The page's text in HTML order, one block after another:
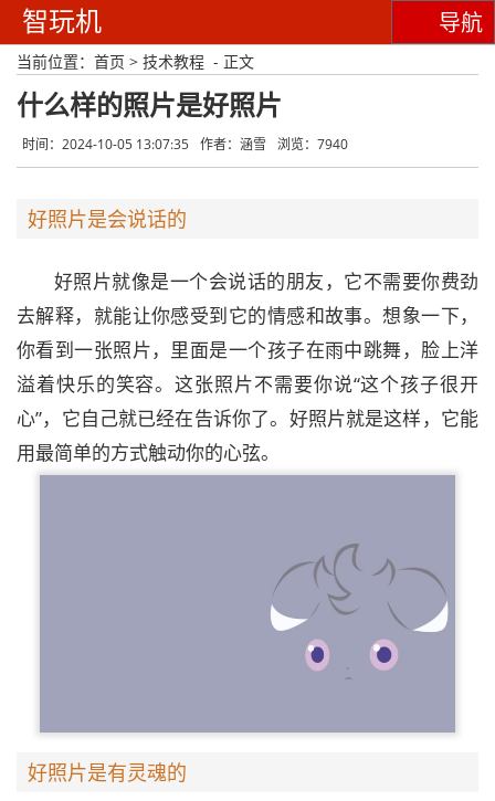
智玩机 导航
当前位置： 首页 > 技术教程 - 正文
什么样的照片是好照片
时间：2024-10-05 13:07:35 作者：涵雪 浏览：7940
好照片是会说话的
好照片就像是一个会说话的朋友，它不需要你费劲
去解释，就能让你感受到它的情感和故事。想象一下，
你看到一张照片，里面是一个孩子在雨中跳舞，脸上洋
溢着快乐的笑容。这张照片不需要你说“这个孩子很开
心”，它自己就已经在告诉你了。好照片就是这样，它能
用最简单的方式触动你的心弦。
好照片是有灵魂的